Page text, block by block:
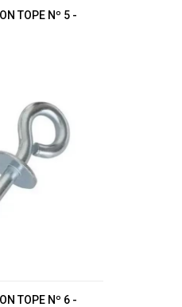
TOPE Nº 5 -
TOPE Nº 6 -